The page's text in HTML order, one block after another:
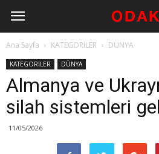
Ana Sayfa KATEGORİLER DÜNYA
KATEGORİLER DÜNYA
Almanya ve
silah sistemleri
11/05/2026